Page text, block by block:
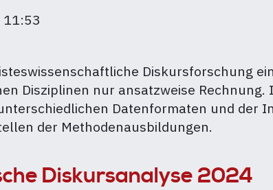
11:53
Diskursforschung
Disziplinen nur ansatzweise Rechnung.
Datenformaten und der
der Methodenausbildungen.
Diskursanalyse 2024